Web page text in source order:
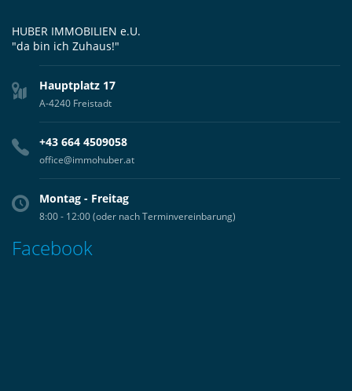
HUBER IMMOBILIEN e.U.
"da bin ich Zuhaus!"
Hauptplatz 17
A-4240 Freistadt
+43 664 4509058
office@immohuber.at
Montag - Freitag
8:00 - 12:00 (oder nach Terminvereinbarung)
Facebook